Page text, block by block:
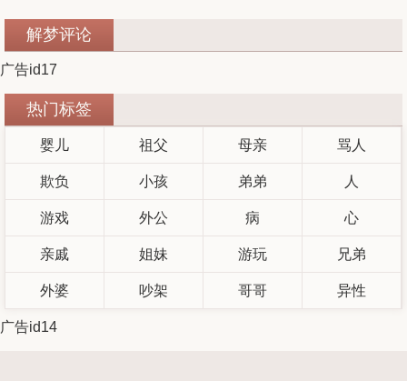
解梦评论
广告id17
热门标签
婴儿 祖父 母亲 骂人
欺负 小孩 弟弟 人
游戏 外公 病 心
亲戚 姐妹 游玩 兄弟
外婆 吵架 哥哥 异性
广告id14